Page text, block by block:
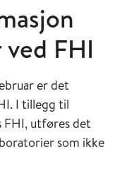
FHI
er det
I tillegg til
FHI, utføres det
som ikke